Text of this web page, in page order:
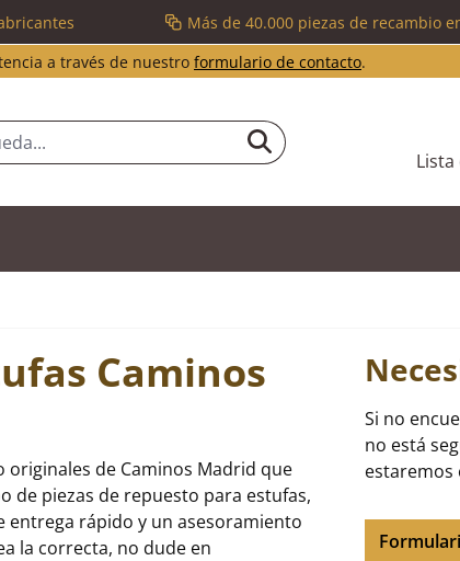
Más de 40.000 piezas de recambio
a través de nuestro formulario de contacto.
Lista
Caminos
de Caminos Madrid que
de piezas de repuesto para estufas,
entrega rápido y un asesoramiento
la correcta, no dude en
Si no
no está
estaremos